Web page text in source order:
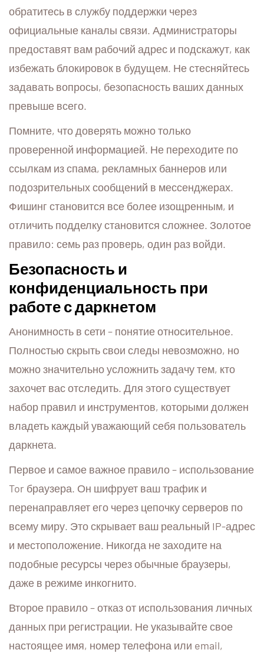
обратитесь в службу поддержки через
официальные каналы связи. Администраторы
предоставят вам рабочий адрес и подскажут, как
избежать блокировок в будущем. Не стесняйтесь
задавать вопросы, безопасность ваших данных
превыше всего.
Помните, что доверять можно только
проверенной информацией. Не переходите по
ссылкам из спама, рекламных баннеров или
подозрительных сообщений в мессенджерах.
Фишинг становится все более изощренным, и
отличить подделку становится сложнее. Золотое
правило: семь раз проверь, один раз войди.
Безопасность и
конфиденциальность при
работе с даркнетом
Анонимность в сети – понятие относительное.
Полностью скрыть свои следы невозможно, но
можно значительно усложнить задачу тем, кто
захочет вас отследить. Для этого существует
набор правил и инструментов, которыми должен
владеть каждый уважающий себя пользователь
даркнета.
Первое и самое важное правило – использование
Tor браузера. Он шифрует ваш трафик и
перенаправляет его через цепочку серверов по
всему миру. Это скрывает ваш реальный IP-адрес
и местоположение. Никогда не заходите на
подобные ресурсы через обычные браузеры,
даже в режиме инкогнито.
Второе правило – отказ от использования личных
данных при регистрации. Не указывайте свое
настоящее имя, номер телефона или email,